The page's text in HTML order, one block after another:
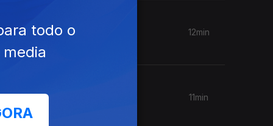
12min
11min
todo o